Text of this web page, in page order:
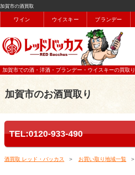
加賀市の酒買取
ワイン ウイスキー ブランデー
加賀市での酒・洋酒・ブランデー・ウイスキーの買取り
加賀市のお酒買取り
TEL:0120-933-490
酒買取 レッド・バッカス お買い取り地域一覧